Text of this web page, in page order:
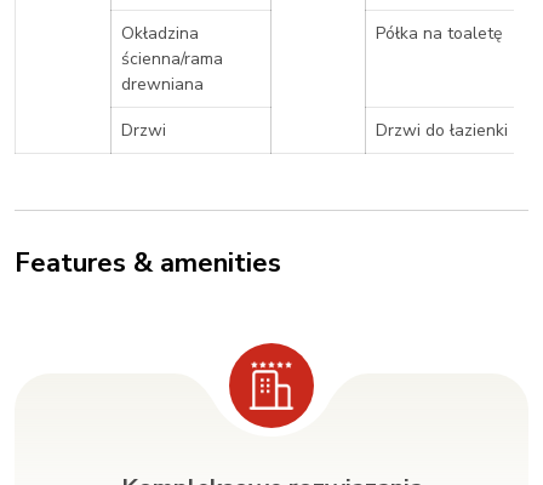
Okładzina
ścienna/rama
drewniana
Półka na toaletę
Drzwi Drzwi do łazienki
Features & amenities